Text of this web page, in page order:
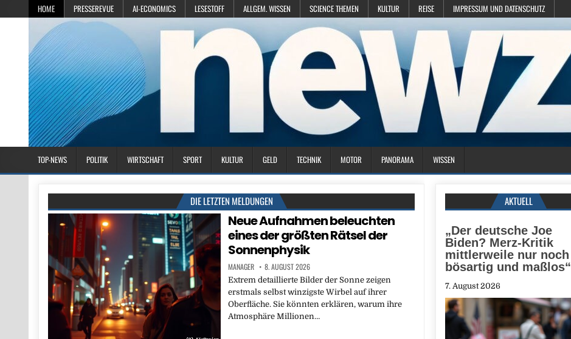
HOME PRESSEREVUE AI-ECONOMICS LESESTOFF ALLGEM. WISSEN SCIENCE THEMEN KULTUR REISE IMPRESSUM UND DATENSCHUTZ
TOP-NEWS POLITIK WIRTSCHAFT SPORT KULTUR GELD TECHNIK MOTOR PANORAMA WISSEN
DIE LETZTEN MELDUNGEN
Neue Aufnahmen beleuchten
eines der größten Rätsel der
Sonnenphysik
MANAGER 8. AUGUST 2026
Extrem detaillierte Bilder der Sonne zeigen
erstmals selbst winzigste Wirbel auf ihrer
Oberfläche. Sie könnten erklären, warum ihre
Atmosphäre Millionen…
AKTUELL
„Der deutsche Joe
Biden? Merz-Kritik
mittlerweile nur noch
bösartig und maßlos“
7. August 2026